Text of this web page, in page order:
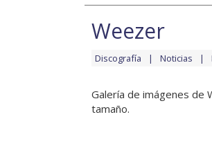
Weezer
Discografía Noticias
Galería de imágenes de
tamaño.